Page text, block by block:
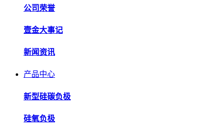
公司荣誉
壹金大事记
新闻资讯
产品中心
新型硅碳负极
硅氧负极